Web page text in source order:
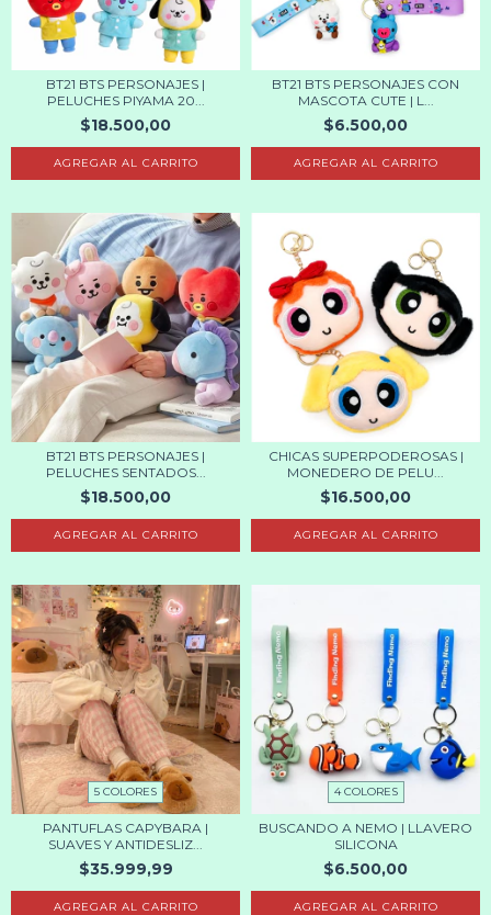
BT21 BTS PERSONAJES |
PELUCHES PIYAMA 20...
$18.500,00
AGREGAR AL CARRITO
BT21 BTS PERSONAJES CON
MASCOTA CUTE | L...
$6.500,00
AGREGAR AL CARRITO
BT21 BTS PERSONAJES |
PELUCHES SENTADOS...
$18.500,00
AGREGAR AL CARRITO
CHICAS SUPERPODEROSAS |
MONEDERO DE PELU...
$16.500,00
AGREGAR AL CARRITO
5 COLORES
PANTUFLAS CAPYBARA |
SUAVES Y ANTIDESLIZ...
$35.999,99
AGREGAR AL CARRITO
4 COLORES
BUSCANDO A NEMO | LLAVERO
SILICONA
$6.500,00
AGREGAR AL CARRITO